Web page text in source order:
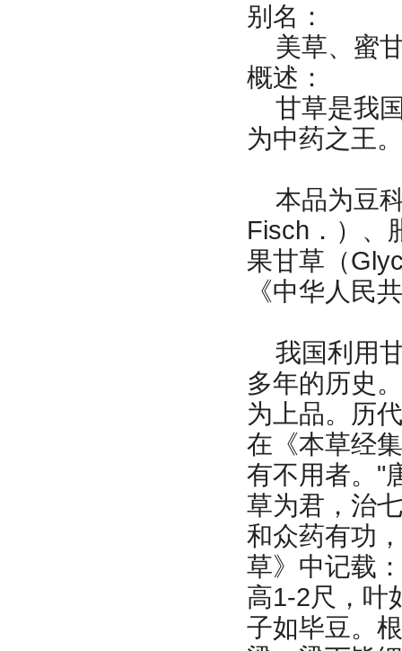
别名：
美草、蜜
概述：
甘草是我
为中药之王
本品为豆
Fisch．）、
果甘草（
《中华人民
我国利用
多年的历史
为上品。历
在《本草经
有不用者。"
草为君，治
和众药有功
草》中记载
高1-2尺，叶
子如毕豆。